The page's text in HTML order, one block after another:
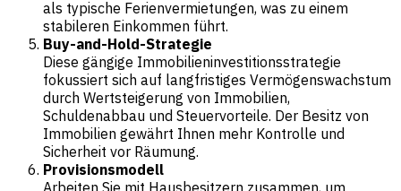
als typische Ferienvermietungen, was zu einem
stabileren Einkommen führt.
Buy-and-Hold-Strategie
Diese gängige Immobilieninvestitionsstrategie
fokussiert sich auf langfristiges Vermögenswachstum
durch Wertsteigerung von Immobilien,
Schuldenabbau und Steuervorteile. Der Besitz von
Immobilien gewährt Ihnen mehr Kontrolle und
Sicherheit vor Räumung.
Provisionsmodell
Arbeiten Sie mit Hausbesitzern zusammen, um